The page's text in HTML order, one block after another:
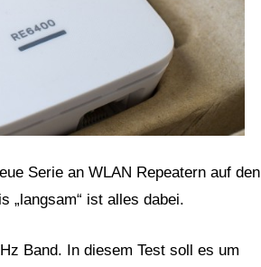
Serie an WLAN Repeatern auf den
„langsam“ ist alles dabei.
Band. In diesem Test soll es um